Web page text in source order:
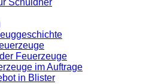
Schuldner
Feuerzeuge
im Auftrage
in Blister